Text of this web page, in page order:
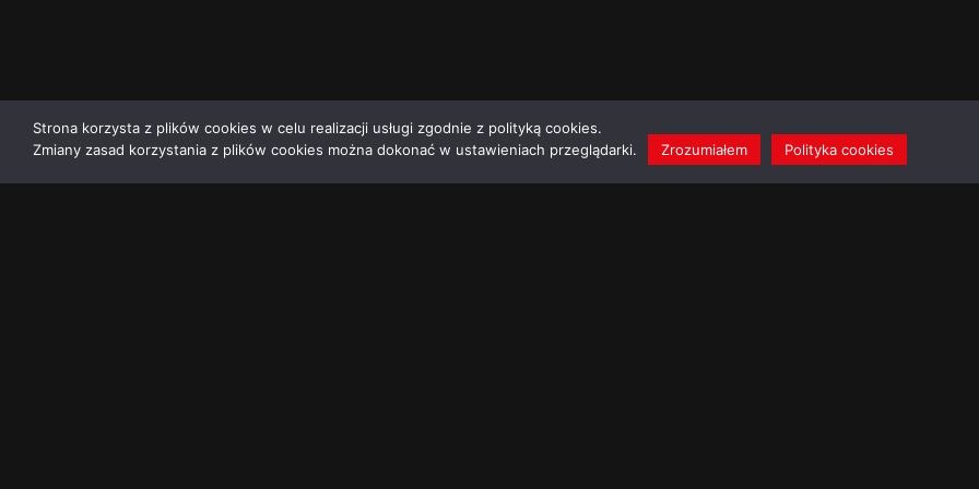
Strona korzysta z plików cookies w celu realizacji usługi zgodnie z polityką cookies.
Zmiany zasad korzystania z plików cookies można dokonać w ustawieniach przeglądarki.
Zrozumiałem Polityka cookies